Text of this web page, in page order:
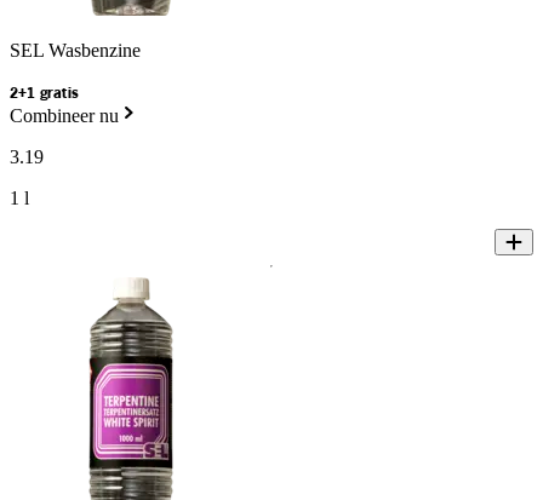
SEL Wasbenzine
2+1 gratis
Combineer nu
3.19
1 l